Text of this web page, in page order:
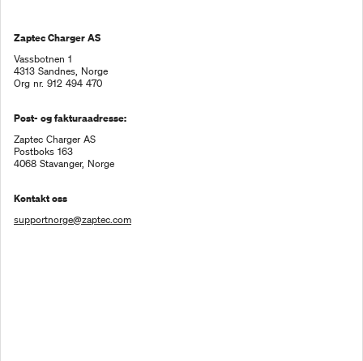
Zaptec Charger AS
Vassbotnen 1
4313 Sandnes, Norge
Org nr. 912 494 470
Post- og fakturaadresse:
Zaptec Charger AS
Postboks 163
4068 Stavanger, Norge
Kontakt oss
supportnorge@zaptec.com